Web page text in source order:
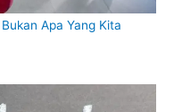
Apa Yang Kita